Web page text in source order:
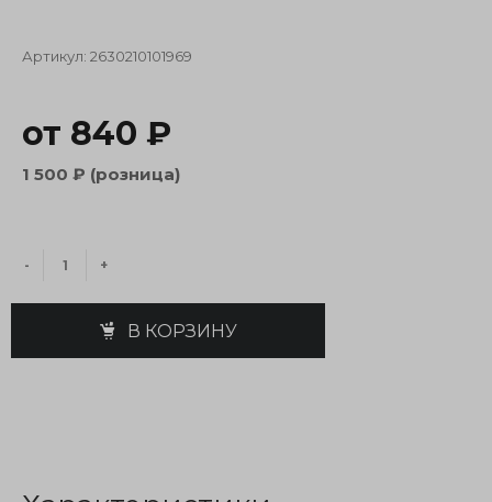
Артикул: 2630210101969
от 840 ₽
1 500 ₽ (розница)
- +
В КОРЗИНУ